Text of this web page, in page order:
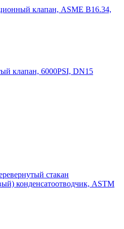
клапан, ASME B16.34,
клапан, 6000PSI, DN15
стакан
конденсатоотводчик, ASTM